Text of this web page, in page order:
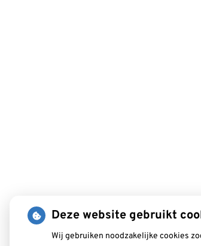
Deze website gebruikt
Wij gebruiken noodzakelijke cookies